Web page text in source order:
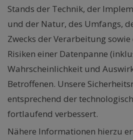
Stands der Technik, der
und der Natur, des Umfangs,
Zwecks der Verarbeitung
Risiken einer Datenpanne
Wahrscheinlichkeit und
Betroffenen. Unsere
entsprechend der
fortlaufend verbessert.
Nähere Informationen hierzu